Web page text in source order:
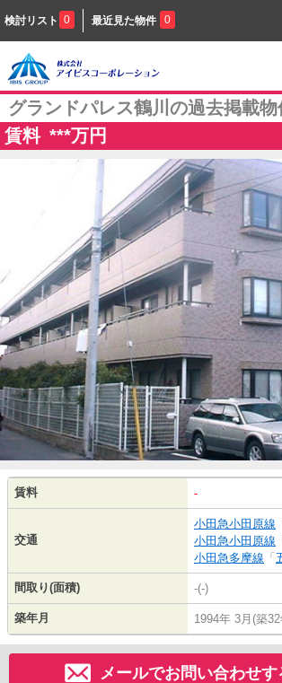
検討リスト 0 最近見た物件 0
グランドパレス鶴川の過去掲載物
賃料 ***万円
賃料 -
交通
小田急小田原線
小田急小田原線
小田急多摩線 「
間取り(面積) -(-)
築年月 1994年 3月(築
メールでお問い合わせす